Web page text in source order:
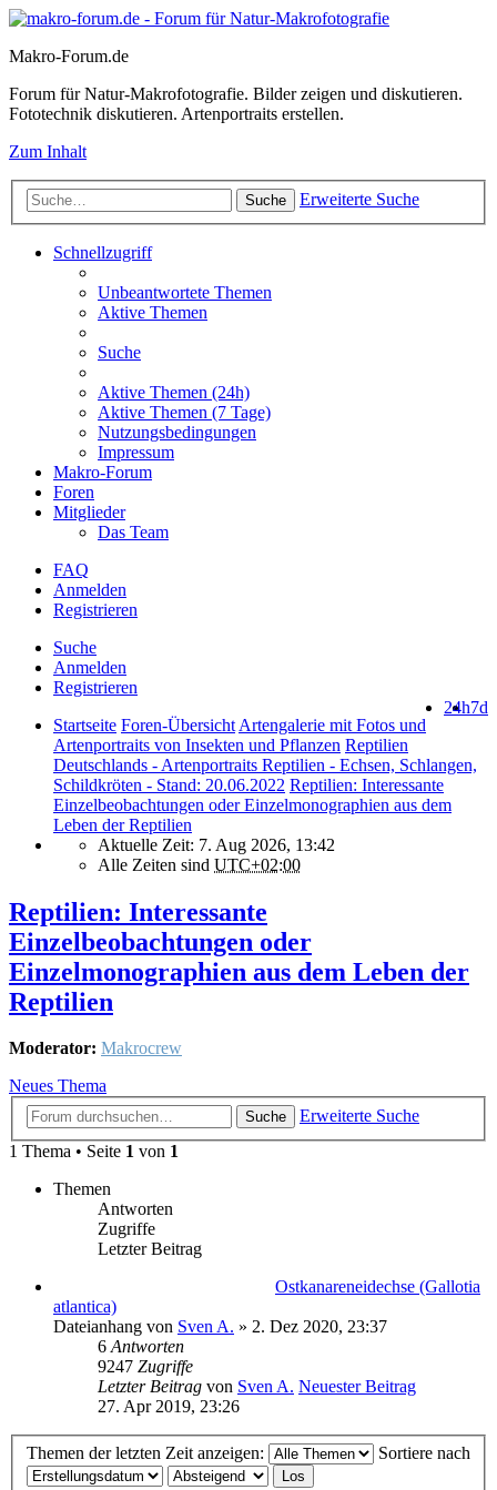
Makro-Forum.de
Forum für Natur-Makrofotografie. Bilder zeigen und diskutieren.
Fototechnik diskutieren. Artenportraits erstellen.
Zum Inhalt
Suche Erweiterte Suche
Schnellzugriff
Unbeantwortete Themen
Aktive Themen
Suche
Aktive Themen (24h)
Aktive Themen (7 Tage)
Nutzungsbedingungen
Impressum
Makro-Forum
Foren
Mitglieder
Das Team
FAQ
Anmelden
Registrieren
Suche
Anmelden
Registrieren
7d
24h
Startseite Foren-Übersicht Artengalerie mit Fotos und
Artenportraits von Insekten und Pflanzen Reptilien
Deutschlands - Artenportraits Reptilien - Echsen, Schlangen,
Schildkröten - Stand: 20.06.2022 Reptilien: Interessante
Einzelbeobachtungen oder Einzelmonographien aus dem
Leben der Reptilien
Aktuelle Zeit: 7. Aug 2026, 13:42
Alle Zeiten sind UTC+02:00
Reptilien: Interessante
Einzelbeobachtungen oder
Einzelmonographien aus dem Leben der
Reptilien
Moderator: Makrocrew
Neues Thema
Suche
Erweiterte Suche
1 Thema • Seite 1 von 1
Themen
Antworten
Zugriffe
Letzter Beitrag
Ostkanareneidechse (Gallotia
atlantica)
Dateianhang von Sven A. » 2. Dez 2020, 23:37
6 Antworten
9247 Zugriffe
Letzter Beitrag von Sven A. Neuester Beitrag
27. Apr 2019, 23:26
Themen der letzten Zeit anzeigen: Sortiere nach